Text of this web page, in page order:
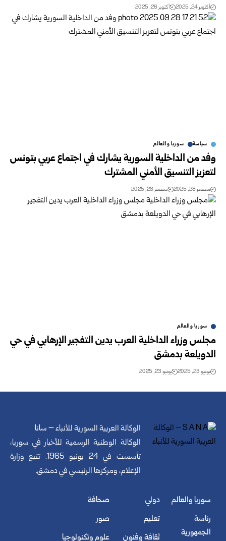
أكتوبر 24, 2025 أكتوبر 26, 2025
سياسة سوريا والعالم
وفد من الداخلية السورية يشارك في اجتماع عربي بتونس
لتعزيز التنسيق الأمني المشترك
سبتمبر 28, 2025 سبتمبر 28, 2025
سوريا والعالم
مجلس وزراء الداخلية العرب يدين التفجير الإرهابي في حي
الدويلعة بدمشق
يونيو 23, 2025 يونيو 23, 2025
الوكالة العربية السورية للأنباء – سانا
الوكالة الوطنية الرسمية للأخبار في سوريا،
تأسست في 24 يونيو 1965. تتبع وزارة
الإعلام، ومركزها الرئيسي في دمشق.
سوريا والعالم
رئاسة
الجمهورية
دولي
تعليم
ثقافة وفنون
صحافة
صور
علوم وتكنولوجيا